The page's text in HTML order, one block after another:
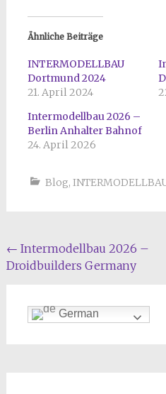
Ähnliche Beiträge
INTERMODELLBAU
Dortmund 2024
21. April 2024
Intermodellbau 2026 –
Berlin Anhalter Bahnof
24. April 2026
Blog,
Beitragsnavigation
← Intermodellbau 2026 –
Droidbuilders Germany
German